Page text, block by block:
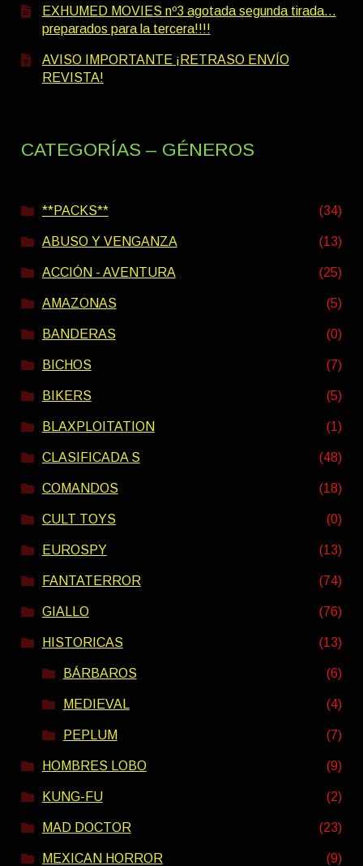
EXHUMED MOVIES nº3 agotada segunda tirada…
preparados para la tercera!!!!
AVISO IMPORTANTE ¡RETRASO ENVÍO
REVISTA!
CATEGORÍAS – GÉNEROS
**PACKS** (34)
ABUSO Y VENGANZA (13)
ACCIÓN - AVENTURA (25)
AMAZONAS (5)
BANDERAS (0)
BICHOS (7)
BIKERS (5)
BLAXPLOITATION (1)
CLASIFICADA S (48)
COMANDOS (18)
CULT TOYS (0)
EUROSPY (13)
FANTATERROR (74)
GIALLO (76)
HISTORICAS (13)
BÁRBAROS (6)
MEDIEVAL (4)
PEPLUM (7)
HOMBRES LOBO (9)
KUNG-FU (2)
MAD DOCTOR (23)
MEXICAN HORROR (9)